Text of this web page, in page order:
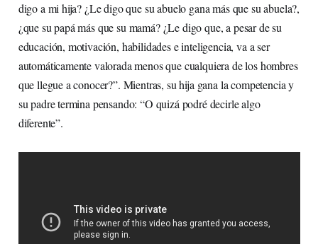
digo a mi hija? ¿Le digo que su abuelo gana más que su abuela?,
¿que su papá más que su mamá? ¿Le digo que, a pesar de su
educación, motivación, habilidades e inteligencia, va a ser
automáticamente valorada menos que cualquiera de los hombres
que llegue a conocer?”. Mientras, su hija gana la competencia y
su padre termina pensando: “O quizá podré decirle algo
diferente”.